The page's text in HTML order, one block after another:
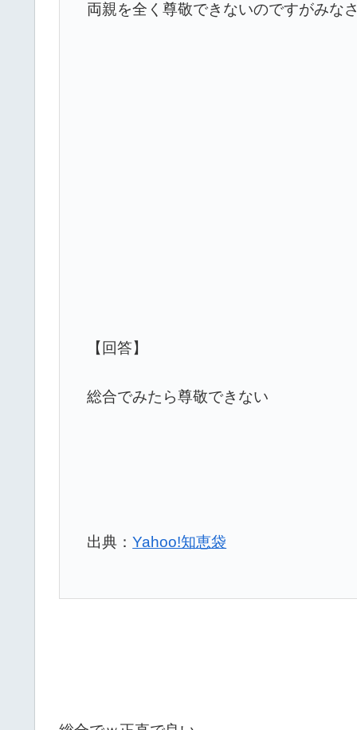
両親を全く尊敬できないのですがみな
【回答】
総合でみたら尊敬できない
出典：Yahoo!知恵袋